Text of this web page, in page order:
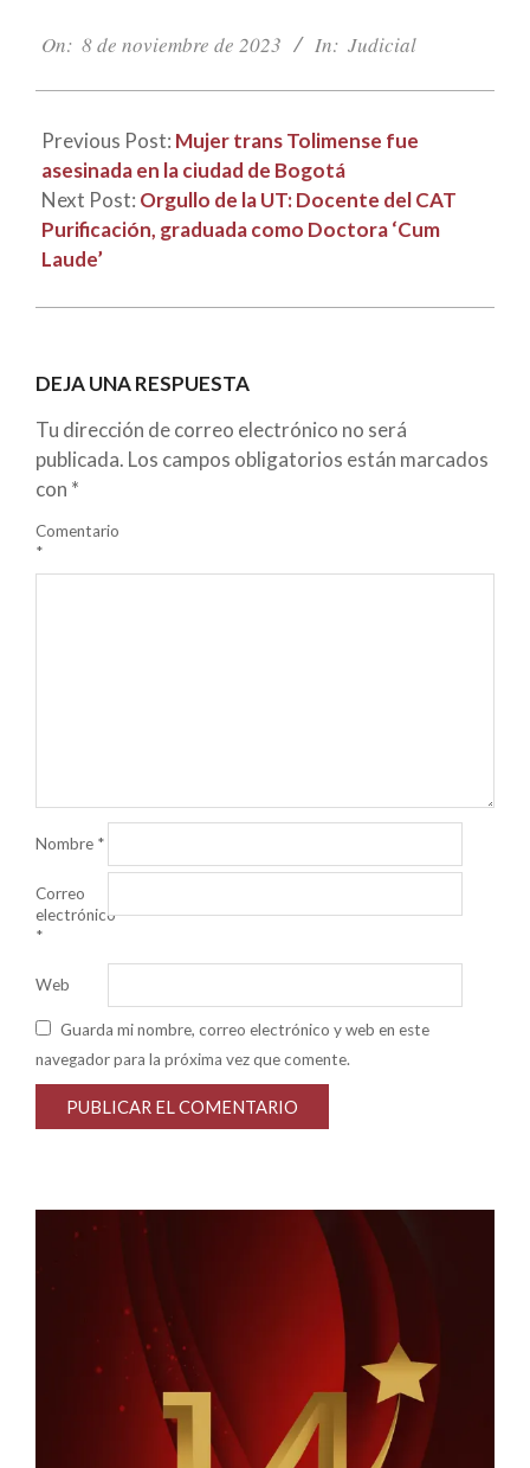
11-
On: 8 de noviembre de 2023 In: Judicial
Previous Post: Mujer trans Tolimense fue
asesinada en la ciudad de Bogotá
Next Post: Orgullo de la UT: Docente del CAT
Purificación, graduada como Doctora ‘Cum
Laude’
DEJA UNA RESPUESTA
Tu dirección de correo electrónico no será
publicada. Los campos obligatorios están marcados
con *
Comentario
*
Nombre *
Correo
electrónico
*
Web
Guarda mi nombre, correo electrónico y web en este
navegador para la próxima vez que comente.